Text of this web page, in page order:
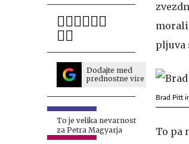
Dodajte med
prednostne vire
To je velika nevarnost
za Petra Magyarja
pljuva
Brad Pitt
To pa